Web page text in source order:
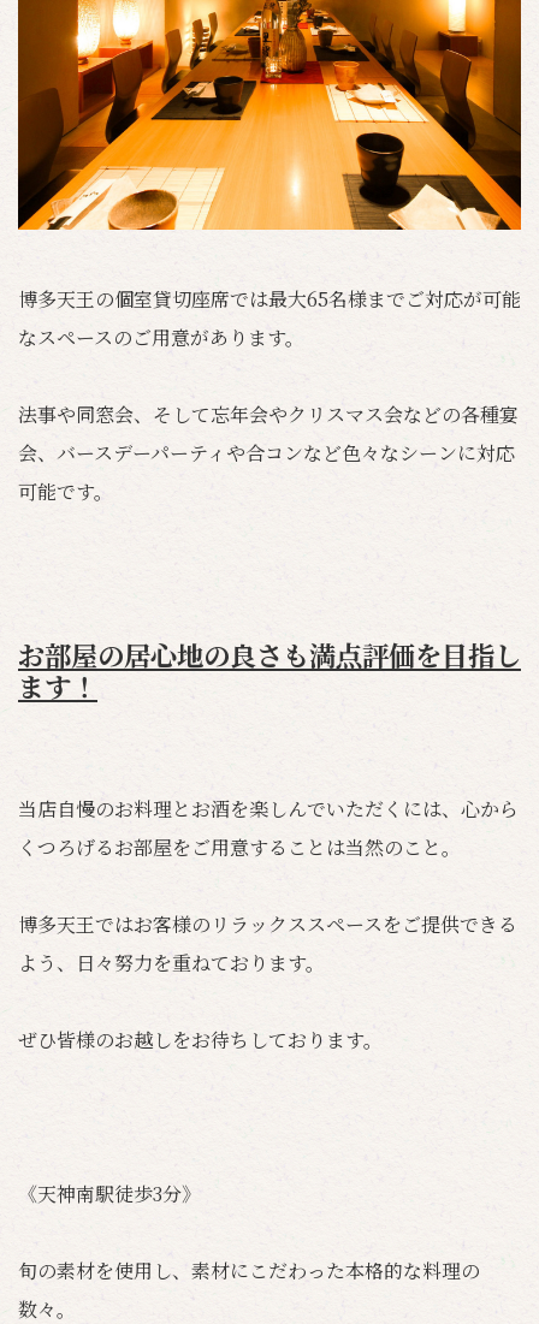
博多天王の個室貸切座席では最大65名様までご対応が可能
なスペースのご用意があります。
法事や同窓会、そして忘年会やクリスマス会などの各種宴
会、バースデーパーティや合コンなど色々なシーンに対応
可能です。
お部屋の居心地の良さも満点評価を目指し
ます！
当店自慢のお料理とお酒を楽しんでいただくには、心から
くつろげるお部屋をご用意することは当然のこと。
博多天王ではお客様のリラックススペースをご提供できる
よう、日々努力を重ねております。
ぜひ皆様のお越しをお待ちしております。
《天神南駅徒歩3分》
旬の素材を使用し、素材にこだわった本格的な料理の
数々。